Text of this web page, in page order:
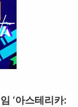
‘아스테리카: